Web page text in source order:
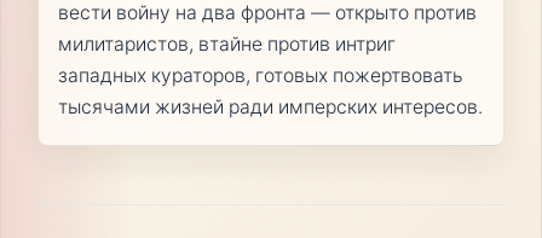
вести войну на два фронта — открыто против
милитаристов, втайне против интриг
западных кураторов, готовых пожертвовать
тысячами жизней ради имперских интересов.